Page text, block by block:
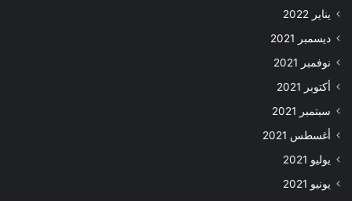
يناير 2022
ديسمبر 2021
نوفمبر 2021
أكتوبر 2021
سبتمبر 2021
أغسطس 2021
يوليو 2021
يونيو 2021